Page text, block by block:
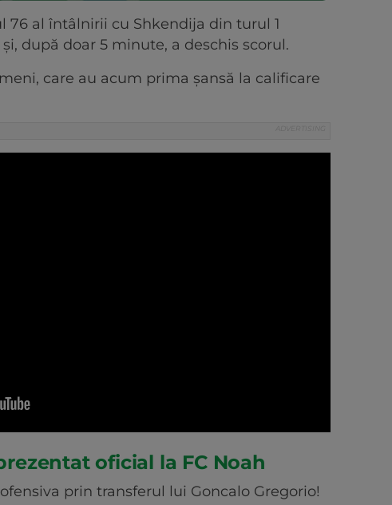
76 al întâlnirii cu Shkendija din turul 1
după doar 5 minute, a deschis scorul.
care au acum prima șansă la calificare
oficial la FC Noah
prin transferul lui Goncalo Gregorio!